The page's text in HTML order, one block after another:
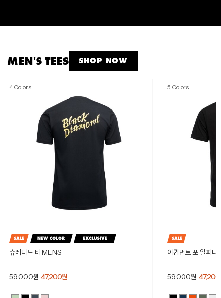
MEN'S TEES SHOP NOW
4 Colors
슈레디드 티 MENS
59,000원 47,200원
5 Colors
이큅먼트 포 알피
59,000원 47,200